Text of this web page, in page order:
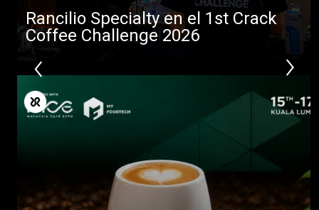
Rancilio Specialty en el 1st Crack
Coffee Challenge 2026